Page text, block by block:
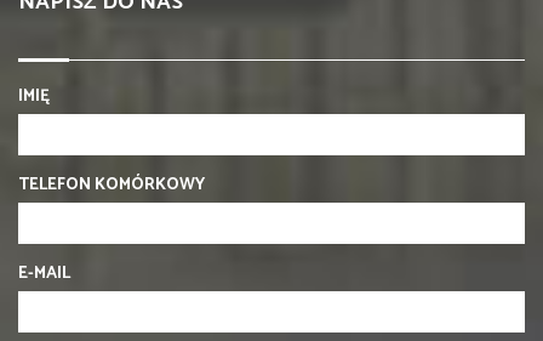
IMIĘ
TELEFON KOMÓRKOWY
E-MAIL